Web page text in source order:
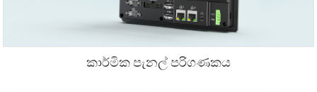
කාර්මික පැනල් පරිගණකය